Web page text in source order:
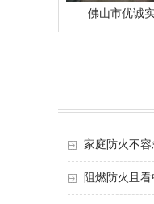
佛山市优诚
家庭防火不
阻燃防火且